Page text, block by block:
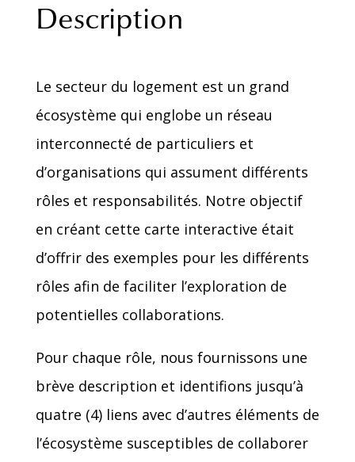
Description
Le secteur du logement est un grand
écosystème qui englobe un réseau
interconnecté de particuliers et
d’organisations qui assument différents
rôles et responsabilités. Notre objectif
en créant cette carte interactive était
d’offrir des exemples pour les différents
rôles afin de faciliter l’exploration de
potentielles collaborations.
Pour chaque rôle, nous fournissons une
brève description et identifions jusqu’à
quatre (4) liens avec d’autres éléments de
l’écosystème susceptibles de collaborer